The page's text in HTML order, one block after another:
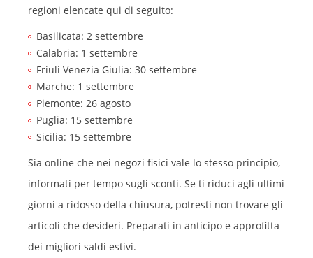
regioni elencate qui di seguito:
Basilicata: 2 settembre
Calabria: 1 settembre
Friuli Venezia Giulia: 30 settembre
Marche: 1 settembre
Piemonte: 26 agosto
Puglia: 15 settembre
Sicilia: 15 settembre
Sia online che nei negozi fisici vale lo stesso principio,
informati per tempo sugli sconti. Se ti riduci agli ultimi
giorni a ridosso della chiusura, potresti non trovare gli
articoli che desideri. Preparati in anticipo e approfitta
dei migliori saldi estivi.